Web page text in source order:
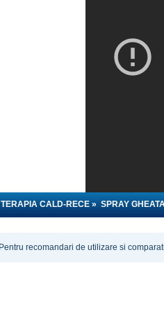
TERAPIA CALD-RECE » SPRAY
Pentru recomandari de utilizare si